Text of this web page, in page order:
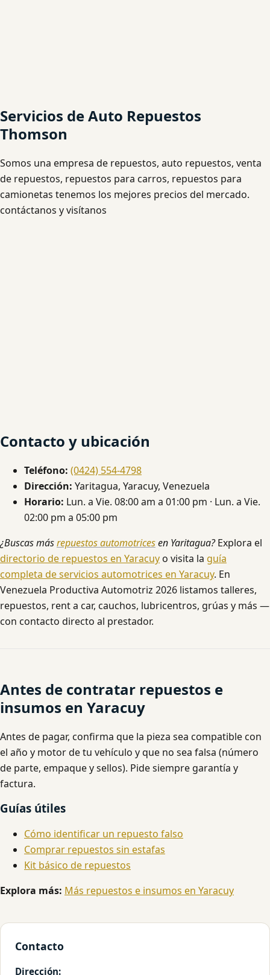
Servicios de Auto Repuestos
Thomson
Somos una empresa de repuestos, auto repuestos, venta
de repuestos, repuestos para carros, repuestos para
camionetas tenemos los mejores precios del mercado.
contáctanos y visítanos
Contacto y ubicación
Teléfono: (0424) 554-4798
Dirección: Yaritagua, Yaracuy, Venezuela
Horario: Lun. a Vie. 08:00 am a 01:00 pm · Lun. a Vie.
02:00 pm a 05:00 pm
¿Buscas másrepuestos automotricesen Yaritagua?Explora el
directorio de repuestos en Yaracuyo visita la guía
completa de servicios automotrices en Yaracuy. En
Venezuela Productiva Automotriz 2026 listamos talleres,
repuestos, rent a car, cauchos, lubricentros, grúas y más —
con contacto directo al prestador.
Antes de contratar repuestos e
insumos en Yaracuy
Antes de pagar, confirma que la pieza sea compatible con
el año y motor de tu vehículo y que no sea falsa (número
de parte, empaque y sellos). Pide siempre garantía y
factura.
Guías útiles
Cómo identificar un repuesto falso
Comprar repuestos sin estafas
Kit básico de repuestos
Explora más: Más repuestos e insumos en Yaracuy
Contacto
Dirección: